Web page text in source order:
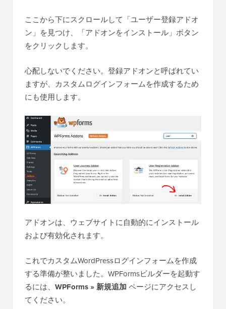
ここから下にスクロールして「ユーザー登録アドオ
ン」を見つけ、「アドオンをインストール」ボタン
をクリックします。
心配しないでください。登録アドオンと呼ばれてい
ますが、カスタムログインフォームを作成するため
にも使用します。
アドオンは、ウェブサイトに自動的にインストール
および有効化されます。
これでカスタムWordPressログインフォームを作成
する準備が整いました。WPFormsビルダーを起動す
るには、 WPForms » 新規追加 ページにアクセスし
てください。